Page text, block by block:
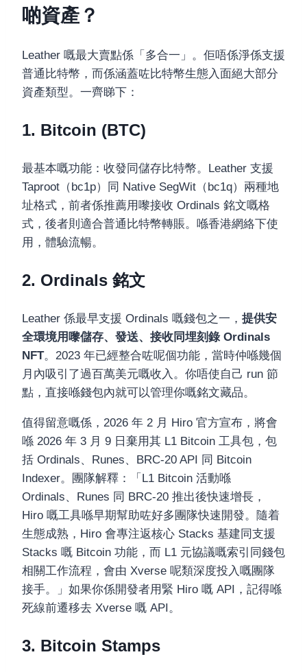
啲資產？
Leather 嘅最大賣點係「多合一」。佢唔係淨係支援
普通比特幣，而係涵蓋咗比特幣生態入面絕大部分
資產類型。一齊睇下：
1. Bitcoin (BTC)
最基本嘅功能：收發同儲存比特幣。Leather 支援
Taproot（bc1p）同 Native SegWit（bc1q）兩種地
址格式，前者係推薦用嚟接收 Ordinals 銘文嘅格
式，後者則適合普通比特幣轉賬。喺香港網絡下使
用，體驗流暢。
2. Ordinals 銘文
Leather 係最早支援 Ordinals 嘅錢包之一， 提供安
全環境用嚟儲存、發送、接收同埋刻錄 Ordinals
NFT。2023 年已經整合咗呢個功能，當時仲喺幾個
月內吸引了過百萬美元嘅收入。你唔使自己 run 節
點，直接喺錢包內就可以管理你嘅銘文藏品。
值得留意嘅係，2026 年 2 月 Hiro 官方宣布，將會
喺 2026 年 3 月 9 日棄用其 L1 Bitcoin 工具包，包
括 Ordinals、Runes、BRC-20 API 同 Bitcoin
Indexer。團隊解釋：「L1 Bitcoin 活動喺
Ordinals、Runes 同 BRC-20 推出後快速增長，
Hiro 嘅工具喺早期幫助咗好多團隊快速開發。隨着
生態成熟，Hiro 會專注返核心 Stacks 基建同支援
Stacks 嘅 Bitcoin 功能，而 L1 元協議嘅索引同錢包
相關工作流程，會由 Xverse 呢類深度投入嘅團隊
接手。」如果你係開發者用緊 Hiro 嘅 API，記得喺
死線前遷移去 Xverse 嘅 API。
3. Bitcoin Stamps